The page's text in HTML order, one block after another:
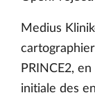
Medius
PRINCE2,
initiale des